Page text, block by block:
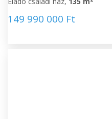
149 990 000 Ft